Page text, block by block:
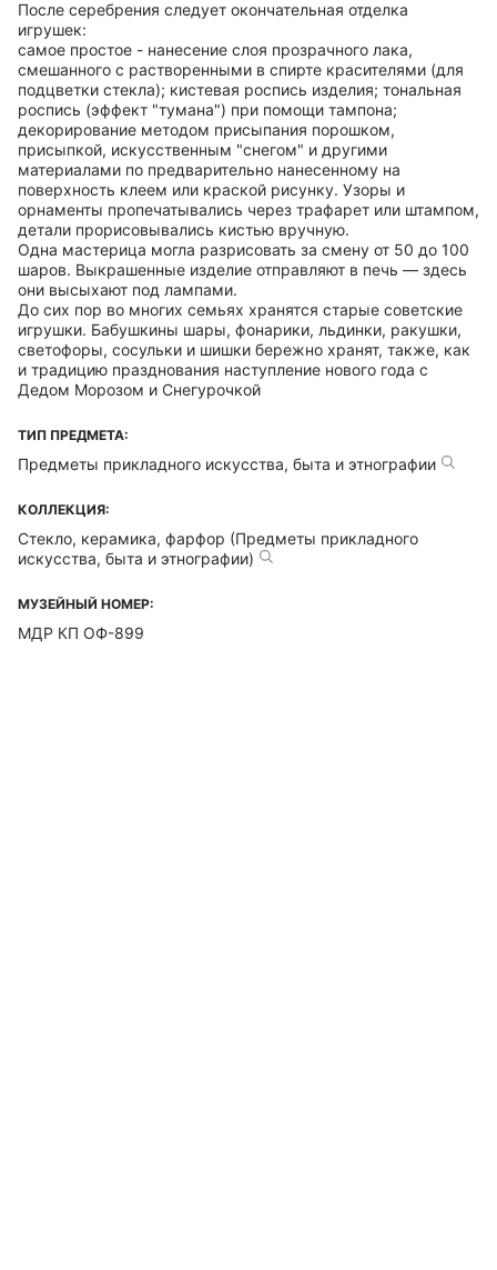
После серебрения следует окончательная отделка
игрушек:
самое простое - нанесение слоя прозрачного лака,
смешанного с растворенными в спирте красителями (для
подцветки стекла); кистевая роспись изделия; тональная
роспись (эффект "тумана") при помощи тампона;
декорирование методом присыпания порошком,
присыпкой, искусственным "снегом" и другими
материалами по предварительно нанесенному на
поверхность клеем или краской рисунку. Узоры и
орнаменты пропечатывались через трафарет или штампом,
детали прорисовывались кистью вручную.
Одна мастерица могла разрисовать за смену от 50 до 100
шаров. Выкрашенные изделие отправляют в печь — здесь
они высыхают под лампами.
До сих пор во многих семьях хранятся старые советские
игрушки. Бабушкины шары, фонарики, льдинки, ракушки,
светофоры, сосульки и шишки бережно хранят, также, как
и традицию празднования наступление нового года с
Дедом Морозом и Снегурочкой
ТИП ПРЕДМЕТА:
Предметы прикладного искусства, быта и этнографии
КОЛЛЕКЦИЯ:
Стекло, керамика, фарфор (Предметы прикладного
искусства, быта и этнографии)
МУЗЕЙНЫЙ НОМЕР:
МДР КП ОФ-899